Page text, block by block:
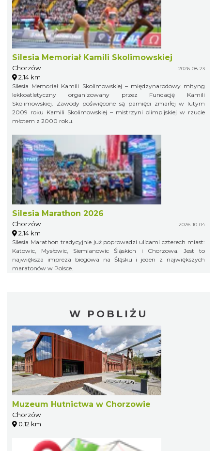
Silesia Memoriał Kamili Skolimowskiej
Chorzów 2026-08-23
2.14 km
Silesia Memoriał Kamili Skolimowskiej – międzynarodowy mityng
lekkoatletyczny organizowany przez Fundację Kamili
Skolimowskiej. Zawody poświęcone są pamięci zmarłej w lutym
2009 roku Kamili Skolimowskiej – mistrzyni olimpijskiej w rzucie
młotem z 2000 roku.
Silesia Marathon 2026
Chorzów 2026-10-04
2.14 km
Silesia Marathon tradycyjnie już poprowadzi ulicami czterech miast:
Katowic, Mysłowic, Siemianowic Śląskich i Chorzowa. Jest to
największa impreza biegowa na Śląsku i jeden z największych
maratonów w Polsce.
W POBLIŻU
Muzeum Hutnictwa w Chorzowie
Chorzów
0.12 km